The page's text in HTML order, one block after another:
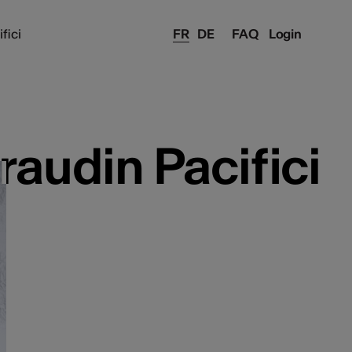
FAQ Login
FR DE
Pacifici
Pacifici